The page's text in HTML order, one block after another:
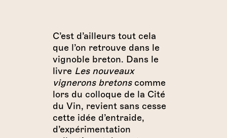
C’est d’ailleurs tout cela
que l’on retrouve dans le
vignoble breton. Dans le
livre Les nouveaux
vignerons bretonscomme
lors du colloque de la Cité
du Vin, revient sans cesse
cette idée d’entraide,
d’expérimentation